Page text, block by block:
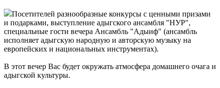
Посетителей разнообразные конкурсы с ценными призами
и подарками, выступление адыгского ансамбля "НУР",
специальные гости вечера Ансамбль "Адыиф" (ансамбль
исполняет адыгскую народную и авторскую музыку на
европейских и национальных инструментах).
В этот вечер Вас будет окружать атмосфера домашнего очага и
адыгской культуры.